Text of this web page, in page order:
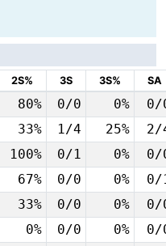
2S% 3S 3S% SA
80% 0/0 0% 0/
33% 1/4 25% 2/
100% 0/1 0% 0/
67% 0/0 0% 0/
33% 0/0 0% 0/
0% 0/0 0% 0/